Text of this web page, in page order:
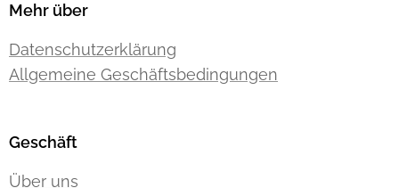
Mehr über
Datenschutzerklärung
Allgemeine Geschäftsbedingungen
Geschäft
Über uns